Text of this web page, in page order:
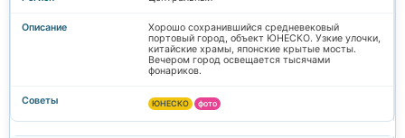
Хорошо сохранившийся средневековый
портовый город, объект ЮНЕСКО. Узкие улочки,
китайские храмы, японские крытые мосты.
Вечером город освещается тысячами
фонариков.
ЮНЕСКО фото